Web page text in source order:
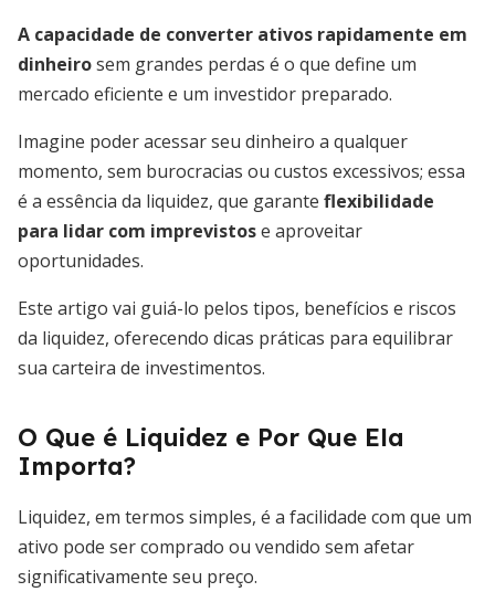
A capacidade de converter ativos rapidamente em
dinheirosem grandes perdas é o que define um
mercado eficiente e um investidor preparado.
Imagine poder acessar seu dinheiro a qualquer
momento, sem burocracias ou custos excessivos; essa
é a essência da liquidez, que garante flexibilidade
para lidar com imprevistose aproveitar
oportunidades.
Este artigo vai guiá-lo pelos tipos, benefícios e riscos
da liquidez, oferecendo dicas práticas para equilibrar
sua carteira de investimentos.
O Que é Liquidez e Por Que Ela
Importa?
Liquidez, em termos simples, é a facilidade com que um
ativo pode ser comprado ou vendido sem afetar
significativamente seu preço.